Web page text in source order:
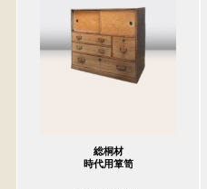
総桐材
時代用箪笥